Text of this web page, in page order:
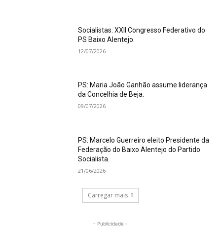
Socialistas: XXII Congresso Federativo do
PS Baixo Alentejo.
12/07/2026
PS: Maria João Ganhão assume liderança
da Concelhia de Beja.
09/07/2026
PS: Marcelo Guerreiro eleito Presidente da
Federação do Baixo Alentejo do Partido
Socialista.
21/06/2026
Carregar mais
- Publicidade -